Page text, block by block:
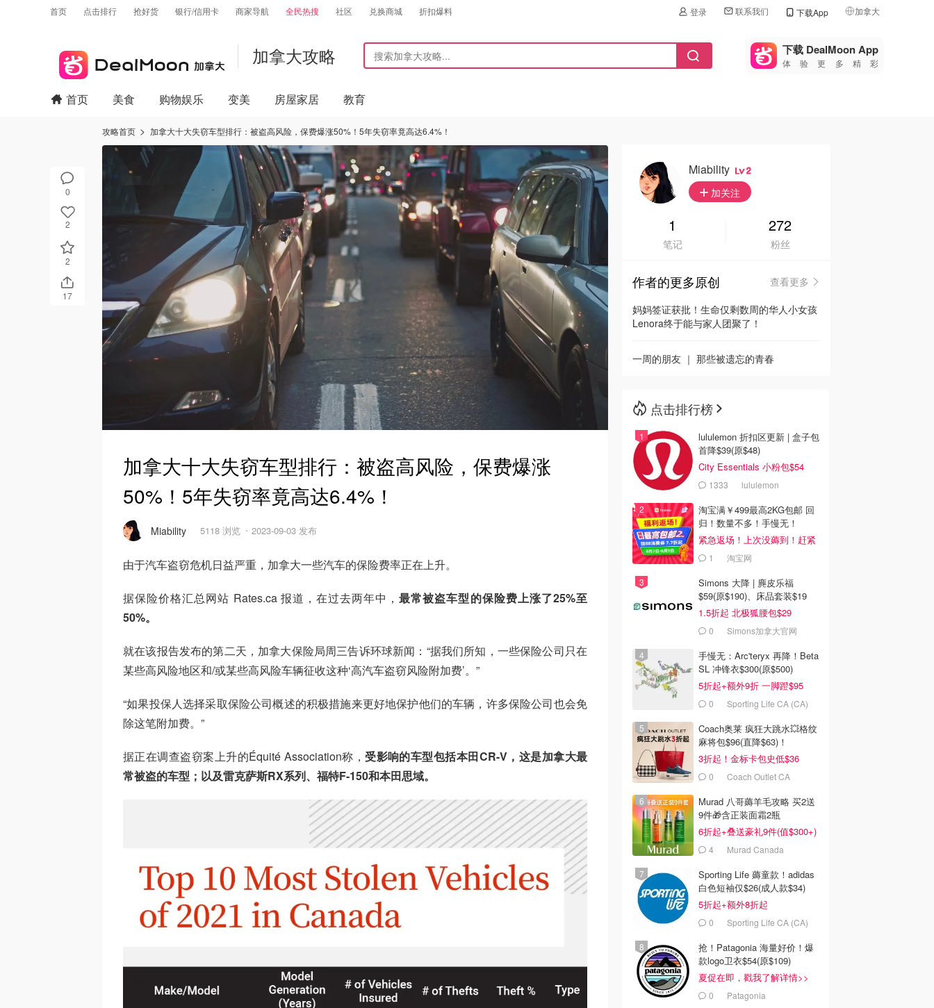
首页 点击排行 抢好货 银行/信用卡 商家导航 全民热搜 社区 兑换商城 折扣爆料 登录 联系我们 下载App 加拿大
🇺🇸
美国
🇨🇳中国
🇮🇹
🇦🇺
🇳🇿新西兰
加拿大攻略 下载 DealMoon App
体验更多精彩
0
2
2
17
首页 美食 购物娱乐 变美 房屋家居 教育
攻略首页 加拿大十大失窃车型排行：被盗高风险，保费爆涨50%！5年失窃率竟高达6.4%！
加拿大十大失窃车型排行：被盗高风险，保费爆涨
50%！5年失窃率竟高达6.4%！
Miability 5118 浏览 2023-09-03 发布
由于汽车盗窃危机日益严重，加拿大一些汽车的保险费率正在上升。
据保险价格汇总网站 Rates.ca 报道，在过去两年中，最常被盗车型的保险费上涨了25%至
50%。
就在该报告发布的第二天，加拿大保险局周三告诉环球新闻：“据我们所知，一些保险公司只在
某些高风险地区和/或某些高风险车辆征收这种‘高汽车盗窃风险附加费’。”
“如果投保人选择采取保险公司概述的积极措施来更好地保护他们的车辆，许多保险公司也会免
除这笔附加费。”
据正在调查盗窃案上升的Équité Association称， 受影响的车型包括本田CR-V，这是加拿大最
常被盗的车型；以及雷克萨斯RX系列、福特F-150和本田思域。
Miability 2
加关注
1
笔记
272
粉丝
作者的更多原创
查看更多
妈妈签证获批！生命仅剩数周的华人小女孩
Lenora终于能与家人团聚了！
一周的朋友 ｜ 那些被遗忘的青春
点击排行榜
lululemon 折扣区更新 | 盒子包
首降$39(原$48)
City Essentials 小粉包$54
1333 lululemon
淘宝满￥499最高2KG包邮 回
归！数量不多！手慢无！
紧急返场！上次没薅到！赶紧
冲 1 淘宝网
Simons 大降 | 麂皮乐福
$59(原$190)、床品套装$19
1.5折起 北极狐腰包$29
0 Simons加拿大官网
手慢无：Arc'teryx 再降！Beta
SL 冲锋衣$300(原$500)
5折起+额外9折 一脚蹬$95
0 Sporting Life CA (CA)
Coach奥莱 疯狂大跳水💥格纹
麻将包$96(直降$63)！
3折起！金标卡包史低$36
0 Coach Outlet CA
Murad 八哥薅羊毛攻略 买2送
9件🎁含正装面霜2瓶
6折起+叠送豪礼9件(值$300+)
4 Murad Canada
Sporting Life 薅童款！adidas
白色短袖仅$26(成人款$34)
5折起+额外8折起
0 Sporting Life CA (CA)
抢！Patagonia 海量好价！爆
款logo卫衣$54(原$109)
夏促在即，戳我了解详情>>
0 Patagonia